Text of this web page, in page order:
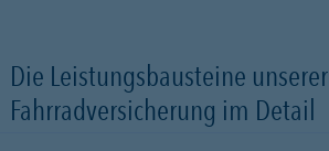
Die Leistungsbausteine unserer
Fahrradversicherung im Detail